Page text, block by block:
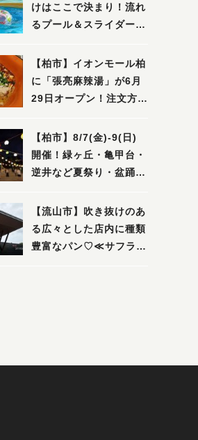
けはここで決まり！流れ
るプール＆スライダーに
ル」を親子で満喫してき
ました！
【柏市】イオンモール柏
に「張亮麻辣湯」が6月
29日オープン！注文方法
ビュー
【柏市】8/7(金)‐9(日)
開催！緑ヶ丘・亀甲台・
逆井など夏祭り・盆踊り
【流山市】吹き抜けのあ
る広々とした店内に種類
豊富なパン♡≪サフラン